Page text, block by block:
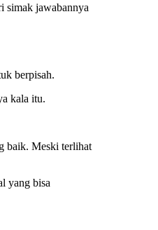
simak jawabannya
berpisah.
kala itu.
baik. Meski terlihat
yang bisa